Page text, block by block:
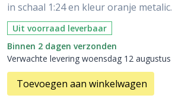
in schaal 1:24 en kleur oranje metalic.
Uit voorraad leverbaar
Binnen 2 dagen verzonden
Verwachte levering woensdag 12 augustus
Toevoegen aan winkelwagen